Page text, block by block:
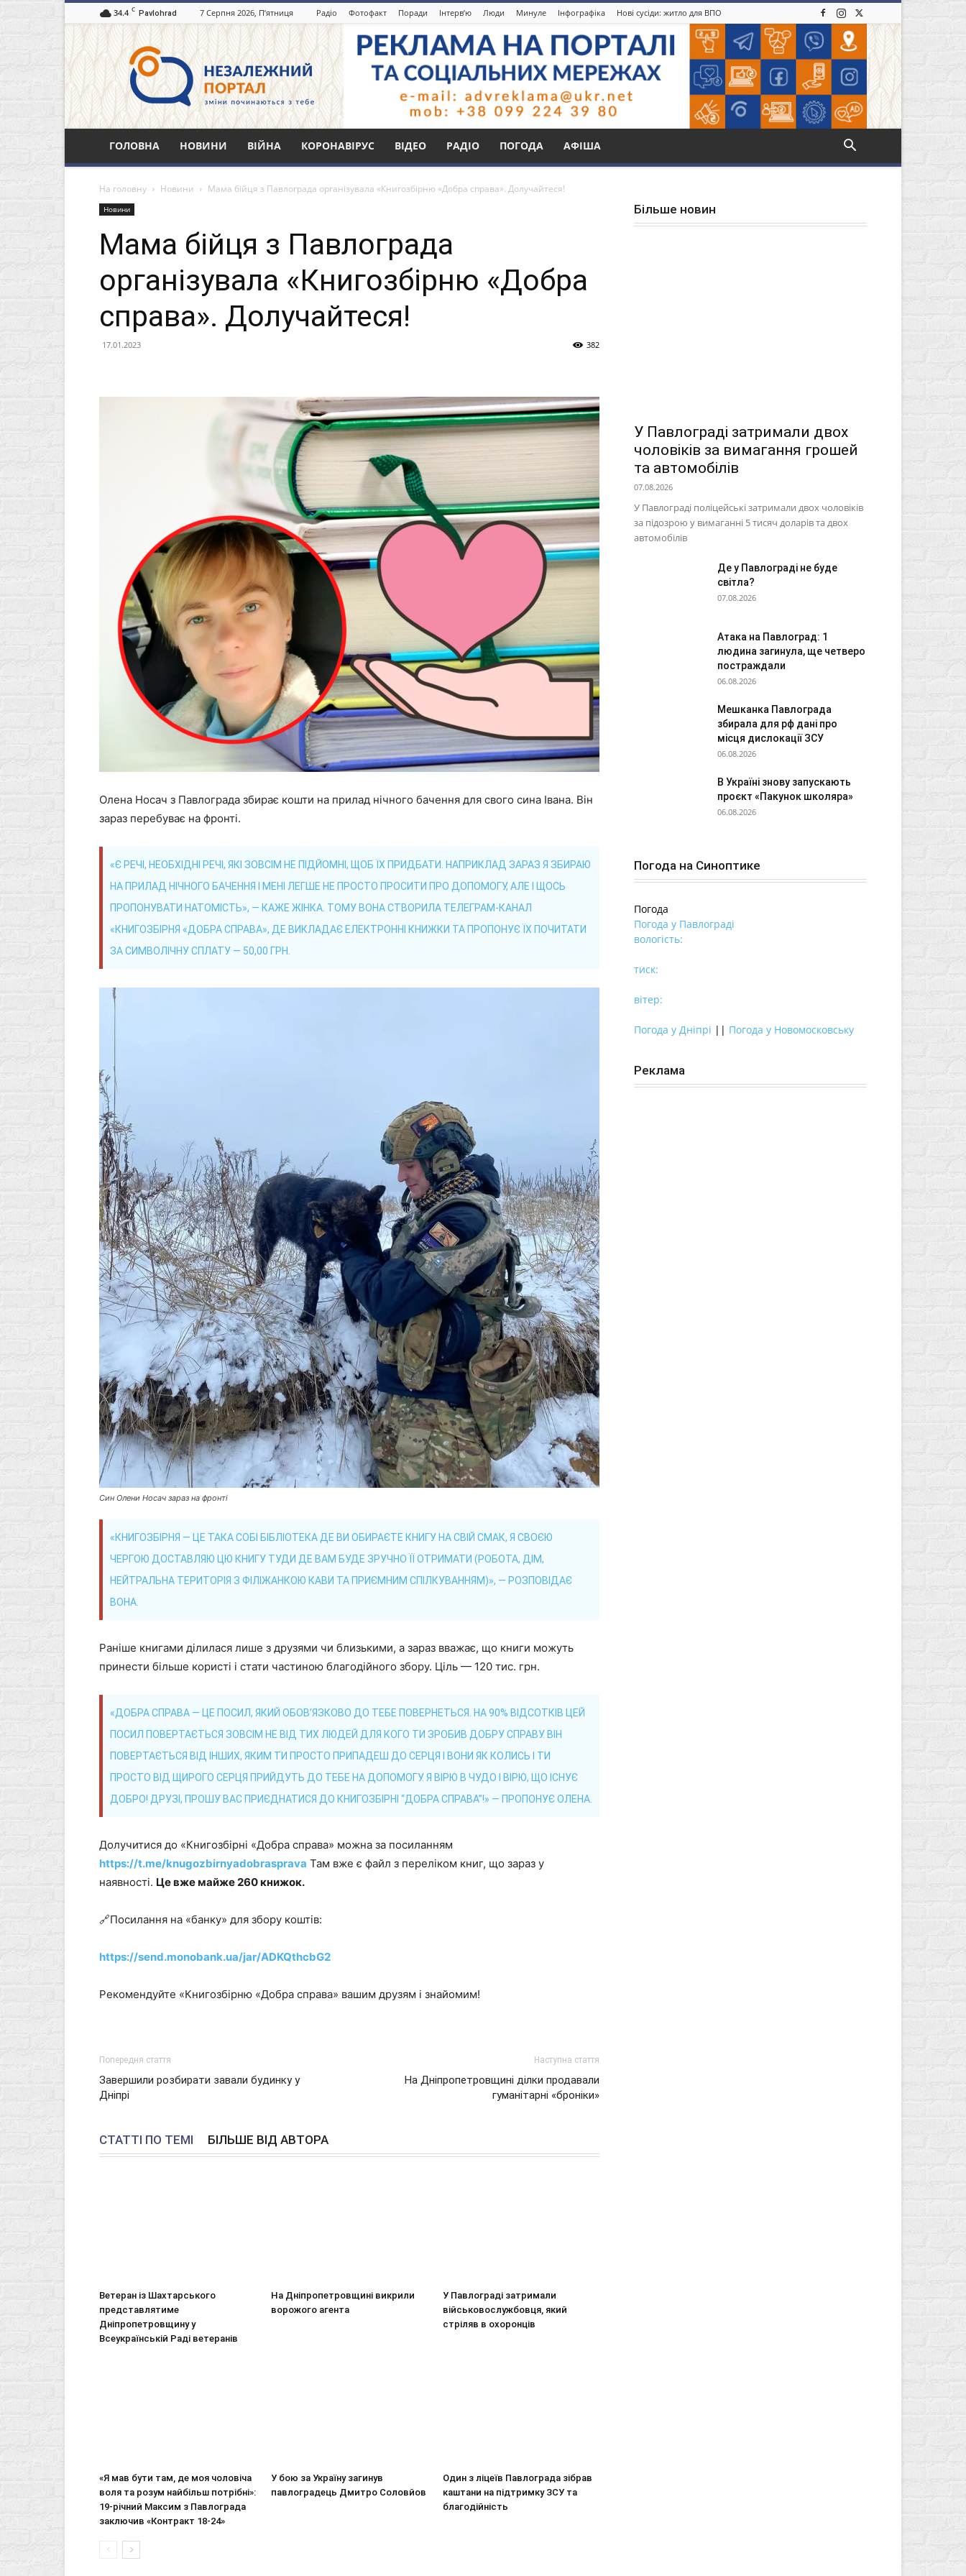
34.4 C Pavlohrad 7 Серпня 2026, П’ятниця Радіо Фотофакт Поради Інтерв’ю Люди Минуле Інфографіка Нові сусіди: житло для ВПО
Незалежний
портал
Павлоград.dp.ua
ГОЛОВНА НОВИНИ ВІЙНА КОРОНАВІРУС ВІДЕО РАДІО ПОГОДА АФІША
На головну Новини Мама бійця з Павлограда організувала «Книгозбірню «Добра справа». Долучайтеся!
Новини
Мама бійця з Павлограда
організувала «Книгозбірню «Добра
справа». Долучайтеся!
17.01.2023 382
Олена Носач з Павлограда збирає кошти на прилад нічного бачення для свого сина Івана. Він
зараз перебуває на фронті.
«Є РЕЧІ, НЕОБХІДНІ РЕЧІ, ЯКІ ЗОВСІМ НЕ ПІДЙОМНІ, ЩОБ ЇХ ПРИДБАТИ. НАПРИКЛАД ЗАРАЗ Я ЗБИРАЮ
НА ПРИЛАД НІЧНОГО БАЧЕННЯ І МЕНІ ЛЕГШЕ НЕ ПРОСТО ПРОСИТИ ПРО ДОПОМОГУ, АЛЕ І ЩОСЬ
ПРОПОНУВАТИ НАТОМІСТЬ», — КАЖЕ ЖІНКА. ТОМУ ВОНА СТВОРИЛА ТЕЛЕГРАМ-КАНАЛ
«КНИГОЗБІРНЯ «ДОБРА СПРАВА», ДЕ ВИКЛАДАЄ ЕЛЕКТРОННІ КНИЖКИ ТА ПРОПОНУЄ ЇХ ПОЧИТАТИ
ЗА СИМВОЛІЧНУ СПЛАТУ — 50,00 ГРН.
Син Олени Носач зараз на фронті
«КНИГОЗБІРНЯ — ЦЕ ТАКА СОБІ БІБЛІОТЕКА ДЕ ВИ ОБИРАЄТЕ КНИГУ НА СВІЙ СМАК, Я СВОЄЮ
ЧЕРГОЮ ДОСТАВЛЯЮ ЦЮ КНИГУ ТУДИ ДЕ ВАМ БУДЕ ЗРУЧНО ЇЇ ОТРИМАТИ (РОБОТА, ДІМ,
НЕЙТРАЛЬНА ТЕРИТОРІЯ З ФІЛІЖАНКОЮ КАВИ ТА ПРИЄМНИМ СПІЛКУВАННЯМ)», — РОЗПОВІДАЄ
ВОНА.
Раніше книгами ділилася лише з друзями чи близькими, а зараз вважає, що книги можуть
принести більше користі і стати частиною благодійного збору. Ціль — 120 тис. грн.
«ДОБРА СПРАВА — ЦЕ ПОСИЛ, ЯКИЙ ОБОВ’ЯЗКОВО ДО ТЕБЕ ПОВЕРНЕТЬСЯ. НА 90% ВІДСОТКІВ ЦЕЙ
ПОСИЛ ПОВЕРТАЄТЬСЯ ЗОВСІМ НЕ ВІД ТИХ ЛЮДЕЙ ДЛЯ КОГО ТИ ЗРОБИВ ДОБРУ СПРАВУ. ВІН
ПОВЕРТАЄТЬСЯ ВІД ІНШИХ, ЯКИМ ТИ ПРОСТО ПРИПАДЕШ ДО СЕРЦЯ І ВОНИ ЯК КОЛИСЬ І ТИ
ПРОСТО ВІД ЩИРОГО СЕРЦЯ ПРИЙДУТЬ ДО ТЕБЕ НА ДОПОМОГУ. Я ВІРЮ В ЧУДО І ВІРЮ, ЩО ІСНУЄ
ДОБРО! ДРУЗІ, ПРОШУ ВАС ПРИЄДНАТИСЯ ДО КНИГОЗБІРНІ “ДОБРА СПРАВА”!» — ПРОПОНУЄ ОЛЕНА.
Долучитися до «Книгозбірні «Добра справа» можна за посиланням
https://t.me/knugozbirnyadobrasprava Там вже є файл з переліком книг, що зараз у
наявності. Це вже майже 260 книжок.
🔗Посилання на «банку» для збору коштів:
https://send.monobank.ua/jar/ADKQthcbG2
Рекомендуйте «Книгозбірню «Добра справа» вашим друзям і знайомим!
Попередня стаття
Завершили розбирати завали будинку у
Дніпрі
Наступна стаття
На Дніпропетровщині ділки продавали
гуманітарні «броніки»
СТАТТІ ПО ТЕМІ БІЛЬШЕ ВІД АВТОРА
Ветеран із Шахтарського
представлятиме
Дніпропетровщину у
Всеукраїнській Раді ветеранів
На Дніпропетровщині викрили
ворожого агента
У Павлограді затримали
військовослужбовця, який
стріляв в охоронців
«Я мав бути там, де моя чоловіча
воля та розум найбільш потрібні»:
19-річний Максим з Павлограда
заключив «Контракт 18-24»
У бою за Україну загинув
павлоградець Дмитро Соловйов
Один з ліцеїв Павлограда зібрав
каштани на підтримку ЗСУ та
благодійність
Більше новин
У Павлограді затримали двох
чоловіків за вимагання грошей
та автомобілів
07.08.2026
У Павлограді поліцейські затримали двох чоловіків
за підозрою у вимаганні 5 тисяч доларів та двох
автомобілів
Де у Павлограді не буде
світла?
07.08.2026
Атака на Павлоград: 1
людина загинула, ще четверо
постраждали
06.08.2026
Мешканка Павлограда
збирала для рф дані про
місця дислокації ЗСУ
06.08.2026
В Україні знову запускають
проєкт «Пакунок школяра»
06.08.2026
Погода на Синоптике
Погода
Погода у Павлограді
вологість:
тиск:
вітер:
Погода у Дніпрі || Погода у Новомосковську
Реклама